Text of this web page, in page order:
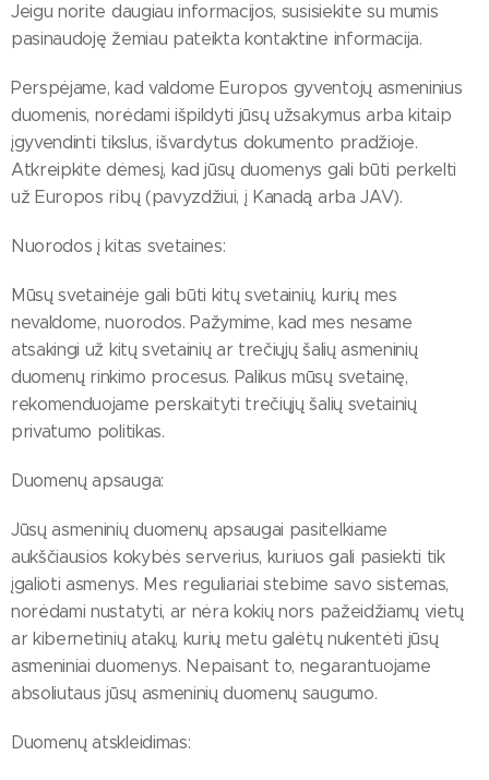
Jeigu norite daugiau informacijos, susisiekite su mumis
pasinaudoję žemiau pateikta kontaktine informacija.
Perspėjame, kad valdome Europos gyventojų asmeninius
duomenis, norėdami išpildyti jūsų užsakymus arba kitaip
įgyvendinti tikslus, išvardytus dokumento pradžioje.
Atkreipkite dėmesį, kad jūsų duomenys gali būti perkelti
už Europos ribų (pavyzdžiui, į Kanadą arba JAV).
Nuorodos į kitas svetaines:
Mūsų svetainėje gali būti kitų svetainių, kurių mes
nevaldome, nuorodos. Pažymime, kad mes nesame
atsakingi už kitų svetainių ar trečiųjų šalių asmeninių
duomenų rinkimo procesus. Palikus mūsų svetainę,
rekomenduojame perskaityti trečiųjų šalių svetainių
privatumo politikas.
Duomenų apsauga:
Jūsų asmeninių duomenų apsaugai pasitelkiame
aukščiausios kokybės serverius, kuriuos gali pasiekti tik
įgalioti asmenys. Mes reguliariai stebime savo sistemas,
norėdami nustatyti, ar nėra kokių nors pažeidžiamų vietų
ar kibernetinių atakų, kurių metu galėtų nukentėti jūsų
asmeniniai duomenys. Nepaisant to, negarantuojame
absoliutaus jūsų asmeninių duomenų saugumo.
Duomenų atskleidimas: